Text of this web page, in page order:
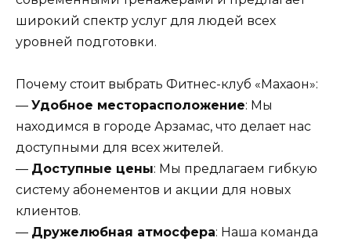
широкий спектр услуг для людей всех
уровней подготовки.
Почему стоит выбрать Фитнес-клуб «Махаон»:
— Удобное месторасположение: Мы
находимся в городе Арзамас, что делает нас
доступными для всех жителей.
— Доступные цены: Мы предлагаем гибкую
систему абонементов и акции для новых
клиентов.
— Дружелюбная атмосфера: Наша команда